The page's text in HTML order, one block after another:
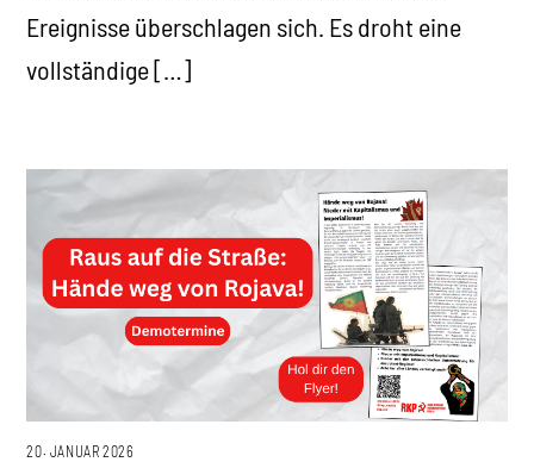
Ereignisse überschlagen sich. Es droht eine
vollständige […]
20. JANUAR 2026